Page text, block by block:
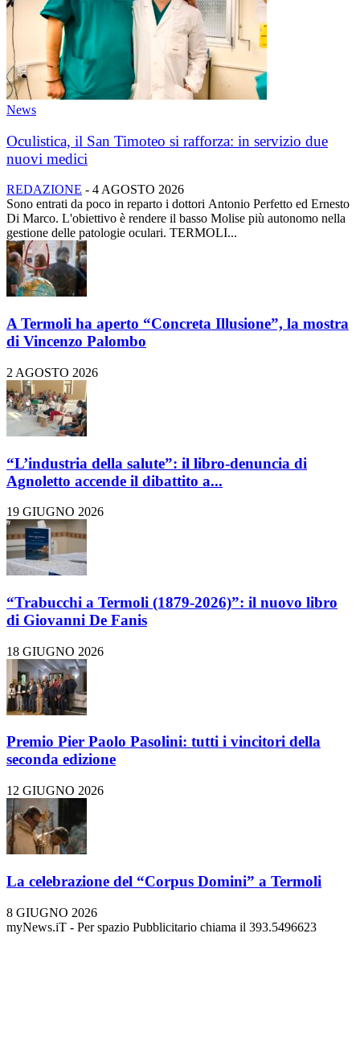
News
Oculistica, il San Timoteo si rafforza: in servizio due
nuovi medici
REDAZIONE - 4 AGOSTO 2026
Sono entrati da poco in reparto i dottori Antonio Perfetto ed Ernesto
Di Marco. L'obiettivo è rendere il basso Molise più autonomo nella
gestione delle patologie oculari. TERMOLI...
A Termoli ha aperto “Concreta Illusione”, la mostra
di Vincenzo Palombo
2 AGOSTO 2026
“L’industria della salute”: il libro-denuncia di
Agnoletto accende il dibattito a...
19 GIUGNO 2026
“Trabucchi a Termoli (1879-2026)”: il nuovo libro
di Giovanni De Fanis
18 GIUGNO 2026
Premio Pier Paolo Pasolini: tutti i vincitori della
seconda edizione
12 GIUGNO 2026
La celebrazione del “Corpus Domini” a Termoli
8 GIUGNO 2026
myNews.iT - Per spazio Pubblicitario chiama il 393.5496623